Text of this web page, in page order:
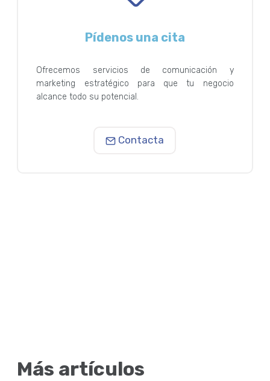
Pídenos una cita
Ofrecemos servicios de comunicación y
marketing estratégico para que tu negocio
alcance todo su potencial.
Contacta
Más artículos